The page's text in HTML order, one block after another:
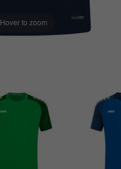
Hover to zoom